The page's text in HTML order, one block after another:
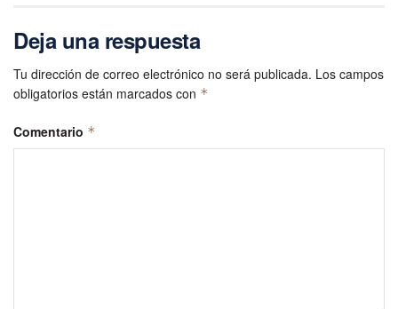
Deja una respuesta
Tu dirección de correo electrónico no será publicada. Los campos
obligatorios están marcados con *
Comentario *